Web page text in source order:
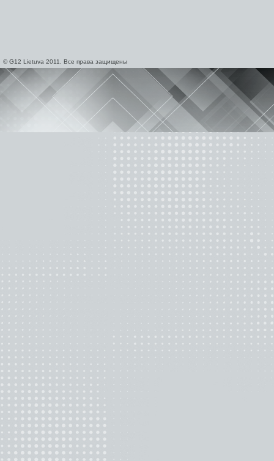
© G12 Lietuva 2011. Все права защищены